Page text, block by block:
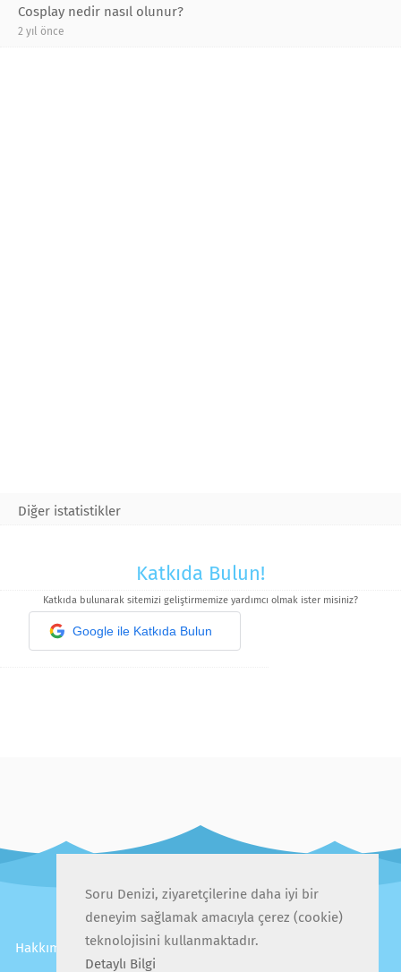
Cosplay nedir nasıl olunur?
2 yıl önce
Diğer istatistikler
Katkıda Bulun!
Katkıda bulunarak sitemizi geliştirmemize yardımcı olmak ister misiniz?
Google ile Katkıda Bulun
Hakkımızda İletişim Gizlilik Politikası
Kullanıcı Sözleşmesi
Sıkça Sorulan Sorular
Soru Denizi, ziyaretçilerine daha iyi bir
deneyim sağlamak amacıyla çerez (cookie)
teknolojisini kullanmaktadır.
Detaylı Bilgi